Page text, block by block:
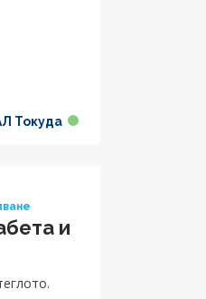
Токуда
и